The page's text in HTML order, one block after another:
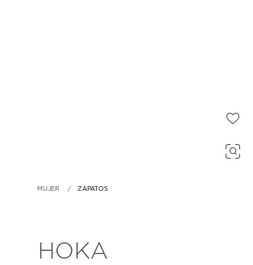
MUJER ZAPATOS
HOKA